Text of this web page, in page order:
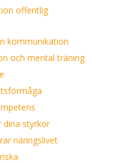
offentlig
kommunikation
och mental träning
dina styrkor
näringslivet